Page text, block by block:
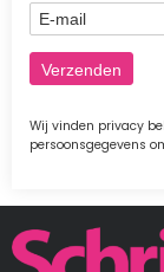
E-mail
Wij vinden privacy
persoonsgegevens
Afbeelding